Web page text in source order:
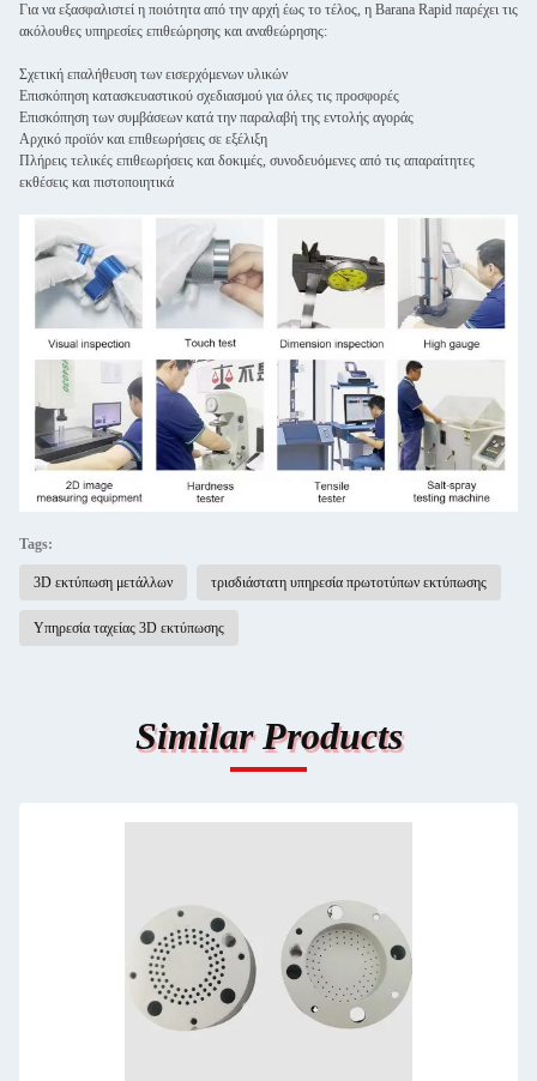
Για να εξασφαλιστεί η ποιότητα από την αρχή έως το τέλος, η Barana Rapid παρέχει τις
ακόλουθες υπηρεσίες επιθεώρησης και αναθεώρησης:
Σχετική επαλήθευση των εισερχόμενων υλικών
Επισκόπηση κατασκευαστικού σχεδιασμού για όλες τις προσφορές
Επισκόπηση των συμβάσεων κατά την παραλαβή της εντολής αγοράς
Αρχικό προϊόν και επιθεωρήσεις σε εξέλιξη
Πλήρεις τελικές επιθεωρήσεις και δοκιμές, συνοδευόμενες από τις απαραίτητες
εκθέσεις και πιστοποιητικά
Tags:
3D εκτύπωση μετάλλων τρισδιάστατη υπηρεσία πρωτοτύπων εκτύπωσης
Υπηρεσία ταχείας 3D εκτύπωσης
Similar Products